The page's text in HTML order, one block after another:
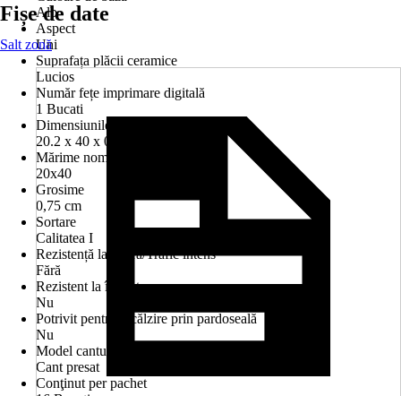
Alb
Aspect
Uni
Suprafața plăcii ceramice
Lucios
Număr fețe imprimare digitală
1 Bucati
Dimensiunile fabricaţie lxLxG în cm
20.2 x 40 x 0.75 cm
Mărime nominală în cm
20x40
Grosime
0,75 cm
Sortare
Calitatea I
Rezistență la uzură/Trafic intens
Fără
Rezistent la îngheţ
Nu
Potrivit pentru încălzire prin pardoseală
Nu
Model canturi
Cant presat
Conţinut per pachet
Fișe de date
Salt zonă